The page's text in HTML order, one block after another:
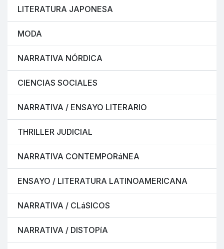
LITERATURA JAPONESA
MODA
NARRATIVA NÓRDICA
CIENCIAS SOCIALES
NARRATIVA / ENSAYO LITERARIO
THRILLER JUDICIAL
NARRATIVA CONTEMPORáNEA
ENSAYO / LITERATURA LATINOAMERICANA
NARRATIVA / CLáSICOS
NARRATIVA / DISTOPíA